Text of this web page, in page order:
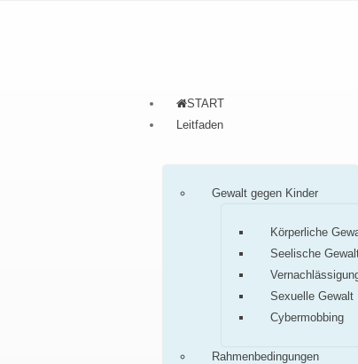
START
Leitfaden
Gewalt gegen Kinder
Körperliche
Seelische
Sexuelle Gewalt
Cybermobbing
Rahmenbedingungen